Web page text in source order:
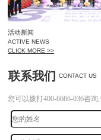
活动新闻
ACTIVE NEWS
CLICK MORE >>
联系我们 CONTACT US
您可以拨打400-6666-036咨